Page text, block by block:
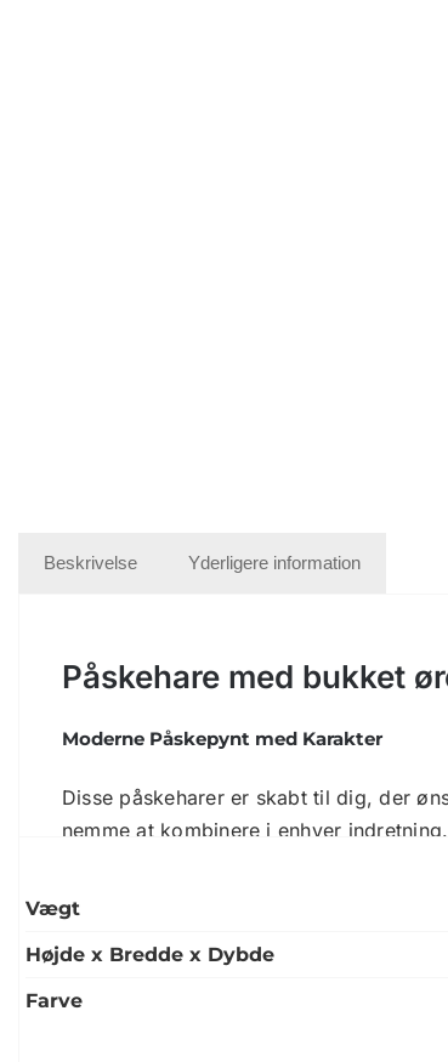
Beskrivelse Yderligere information
Påskehare med bukket
Moderne Påskepynt med Karakter
Disse påskeharer er skabt til dig, der
nemme at kombinere i enhver
Påskehare med bukket øre 3D Print er
Vægt
Højde x Bredde x Dybde
Farve